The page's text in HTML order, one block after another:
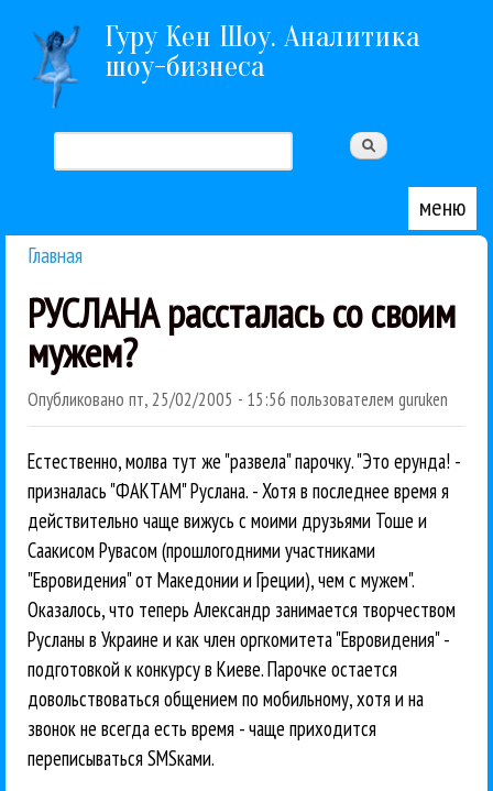
Перейти к основному содержанию
Гуру Кен Шоу. Аналитика
шоу-бизнеса
Форма поиска
меню
Главная
РУСЛАНА рассталась со своим
мужем?
Опубликовано пт, 25/02/2005 - 15:56 пользователем guruken
Естественно, молва тут же "развела" парочку. "Это ерунда! -
призналась "ФАКТАМ" Руслана. - Хотя в последнее время я
действительно чаще вижусь с моими друзьями Тоше и
Саакисом Рувасом (прошлогодними участниками
"Евровидения" от Македонии и Греции), чем с мужем".
Оказалось, что теперь Александр занимается творчеством
Русланы в Украине и как член оргкомитета "Евровидения" -
подготовкой к конкурсу в Киеве. Парочке остается
довольствоваться общением по мобильному, хотя и на
звонок не всегда есть время - чаще приходится
переписываться SMSками.